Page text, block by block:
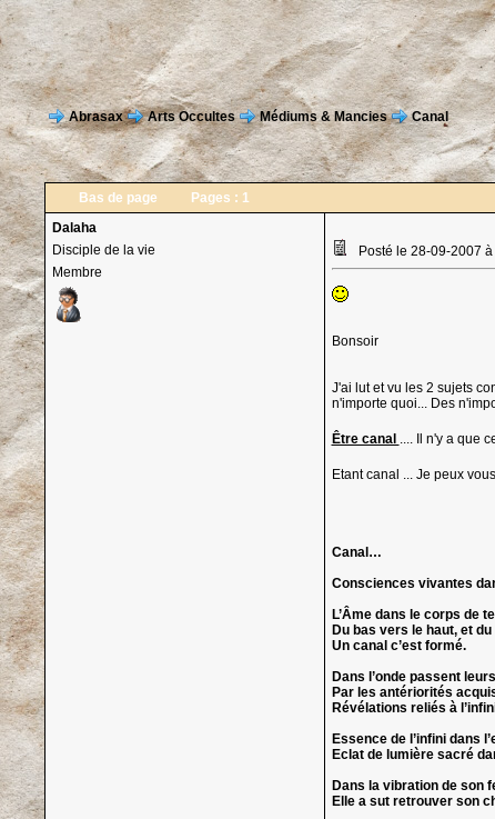
Abrasax Arts Occultes Médiums & Mancies Canal
Bas de page Pages : 1
Dalaha
Disciple de la vie
Membre
Posté le 28-09-2007
Bonsoir
J'ai lut et vu les 2 sujets
n'importe quoi... Des
Être canal .... Il n'y a que
Etant canal ... Je peux
Canal…
Consciences vivantes
L’Âme dans le corps de
Du bas vers le haut, et
Un canal c’est formé.
Dans l’onde passent
Par les antériorités
Révélations reliés à
Essence de l’infini dans
Eclat de lumière sacré
Dans la vibration de son
Elle a sut retrouver son